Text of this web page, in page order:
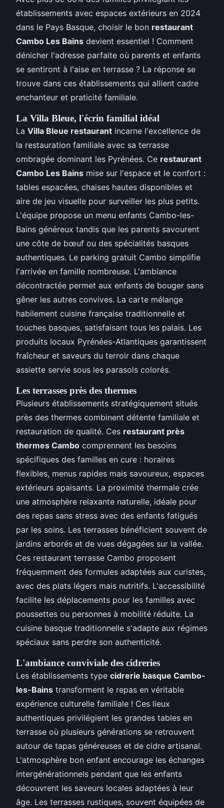
établissements avec espaces extérieurs en 2024
dans le Pays Basque, choisir le bon restaurant
Cambo Les Bains devient essentiel ! Comment
dénicher l'adresse parfaite où parents et enfants
se sentiront à l'aise en terrasse ? La réponse se
trouve dans ces établissements qui allient cadre
enchanteur et praticité familiale.
La Villa Bleue, l'écrin familial idéal
La Villa Bleue restaurant incarne l'excellence de
la restauration familiale avec sa terrasse
ombragée dominant les Pyrénées. Ce restaurant
Cambo Les Bains mise sur l'espace et le confort :
tables espacées, chaises hautes disponibles et
aire de jeu visuelle pour surveiller les plus petits.
L'équipe propose un menu enfants Cambo-les-
Bains généreux tandis que les parents savourent
une côte de bœuf ou des spécialités basques
authentiques. Le parking gratuit Cambo simplifie
l'arrivée en famille nombreuse. L'ambiance
décontractée permet aux enfants de bouger sans
gêner les autres convives. La carte mélange
habilement cuisine française traditionnelle et
touches basques, satisfaisant tous les palais. Les
produits locaux Pyrénées-Atlantiques garantissent
fraîcheur et saveurs du terroir dans chaque
assiette servie sous les parasols colorés.
Les terrasses près des thermes
Plusieurs établissements stratégiquement situés
près des thermes combinent détente familiale et
restauration de qualité. Ces restaurant près
thermes Cambo comprennent les besoins
spécifiques des familles en cure : horaires
flexibles, menus rapides mais savoureux, espaces
extérieurs apaisants. La proximité thermale crée
une atmosphère relaxante naturelle, idéale pour
des repas sans stress avec des enfants fatigués
par les soins. Les terrasses bénéficient souvent de
jardins arborés et de vues dégagées sur la vallée.
Ces restaurant terrasse Cambo proposent
fréquemment des formules adaptées aux curistes,
avec des plats légers mais nutritifs. L'accessibilité
facilite les déplacements pour les familles avec
poussettes ou personnes à mobilité réduite. La
cuisine basque traditionnelle s'adapte aux régimes
spéciaux sans perdre son authenticité.
L'ambiance conviviale des cidreries
Les établissements type cidrerie basque Cambo-
les-Bains transforment le repas en véritable
expérience culturelle familiale ! Ces lieux
authentiques privilégient les grandes tables en
terrasse où plusieurs générations se retrouvent
autour de tapas généreuses et de cidre artisanal.
L'atmosphère bon enfant encourage les échanges
intergénérationnels pendant que les enfants
découvrent les saveurs locales adaptées à leur
âge. Les terrasses rustiques, souvent équipées de